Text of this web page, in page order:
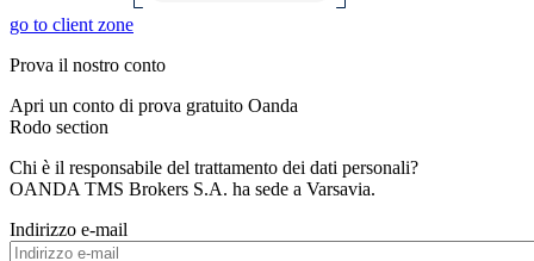
go to client zone
Prova il nostro conto
Apri un conto di prova gratuito Oanda
Rodo section
Chi è il responsabile del trattamento dei dati personali?
OANDA TMS Brokers S.A. ha sede a Varsavia.
Indirizzo e-mail